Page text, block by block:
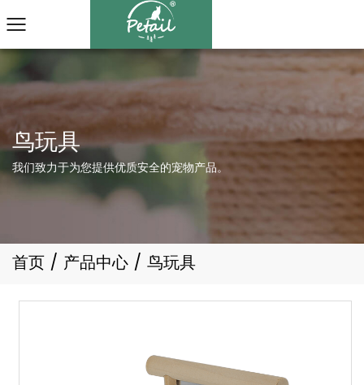
我们致力于为您提供优质安全的宠物产品。
首页 / 产品中心 / 鸟玩具